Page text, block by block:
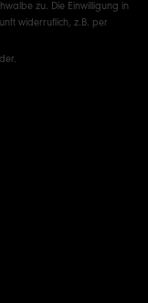
zu. Die Einwilligung in
widerruflich, z.B. per